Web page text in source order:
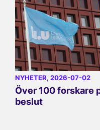
NYHETER, 2026-07-02
Över 100 forskare
beslut